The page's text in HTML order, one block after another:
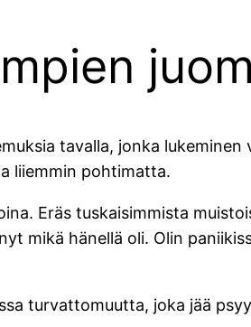
tavalla, jonka
liiemmin pohtimatta.
Eräs tuskaisimmista
mikä hänellä oli. Olin
turvattomuutta, joka jää